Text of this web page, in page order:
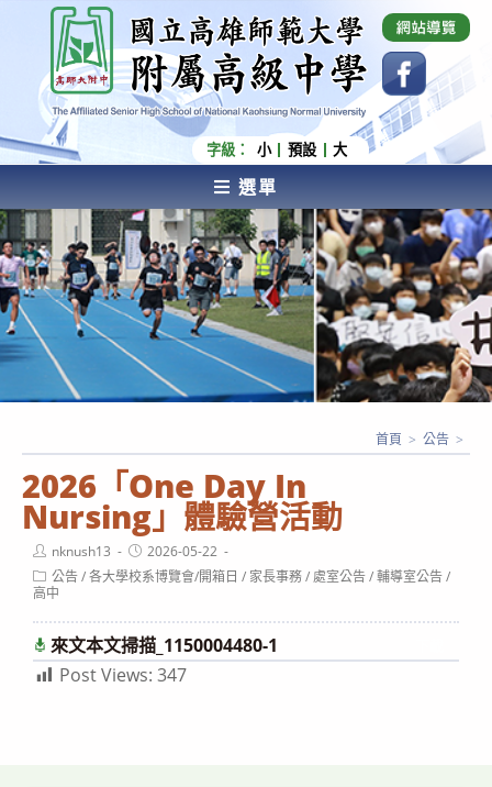
內
容
國立高雄師範大學附屬高級中學 Affiliated Senior
High School of National Kaohsiung Normal
University
字級： 小 預設 大
選單
AFFILIATED SENIOR HIGH SCHOOL OF NATIONAL
KAOHSIUNG NORMAL UNIVERSITY
2026「One Day In
Nursing」體驗營活動
首頁 > 公告 >
Post
author:
nknush13
Post
published:
2026-05-22
Post
category:
公告/各大學校系博覽會/開箱日 / 家長事務/處室公告/輔導室公告/
高中
來文本文掃描_1150004480-1
Post Views: 347